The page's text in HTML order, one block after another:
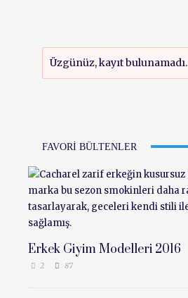
Üzgünüz, kayıt bulunamadı.
FAVORI BÜLTENLER
Erkek Giyim Modelleri 2016
2 87